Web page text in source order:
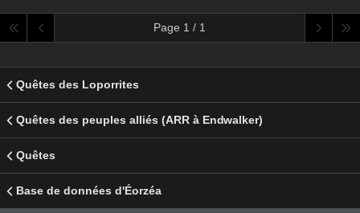
Page 1 / 1
Quêtes des Loporrites
Quêtes des peuples alliés (ARR à Endwalker)
Quêtes
Base de données d'Éorzéa